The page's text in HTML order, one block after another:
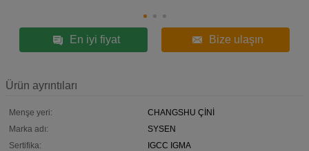
En iyi fiyat Bize ulaşın
Ürün ayrıntıları
Menşe yeri:
CHANGSHU ÇİNİ
Marka adı:
SYSEN
Sertifika:
IGCC IGMA